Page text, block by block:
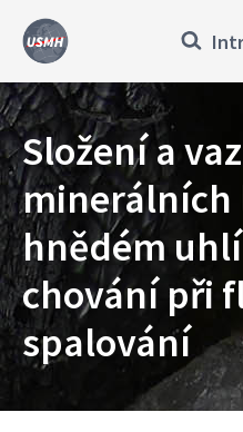
Přejít
obsahu
se
Složení a
minerálních
hnědém
chování při
spalování